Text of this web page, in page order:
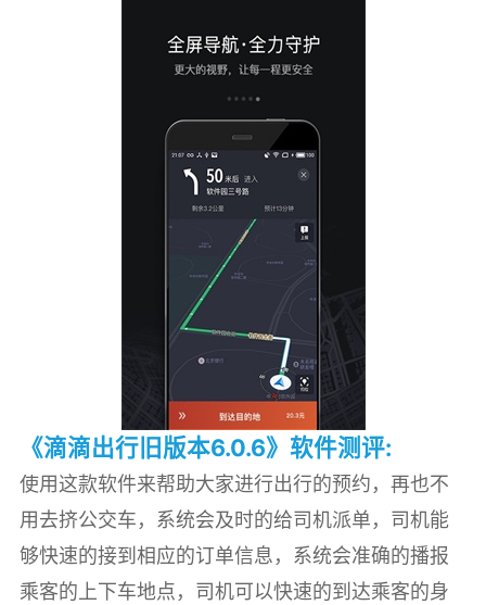
《滴滴出行旧版本6.0.6》软件测评:
使用这款软件来帮助大家进行出行的预约，再也不
用去挤公交车，系统会及时的给司机派单，司机能
够快速的接到相应的订单信息，系统会准确的播报
乘客的上下车地点，司机可以快速的到达乘客的身